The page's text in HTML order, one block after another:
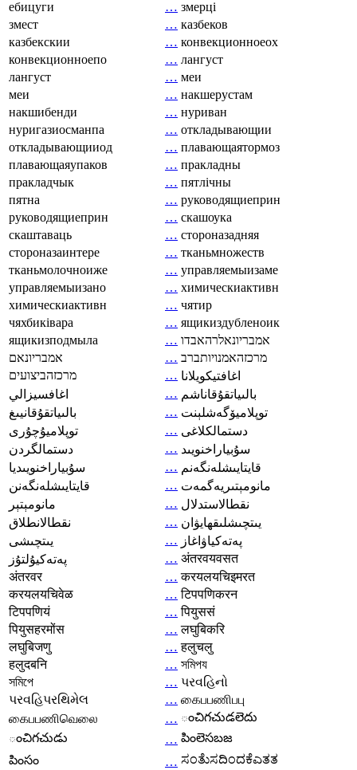
ебицуги
… змерці
змест
… казбеков
казбекскии
… конвекционноеох
конвекционноепо
… лангуст
лангуст
… меи
меи
… накшерустам
накшибенди
… нуриван
нуригазиосманпа
… откладывающии
откладывающииод
… плавающаятормоз
плавающаяупаков
… пракладны
пракладчык
… пятлічны
пятна
… руководящиеприн
руководящиеприн
… скашоука
скаштаваць
… стороназадняя
стороназаинтере
… тканьмножеств
тканьмолочноиже
… управляемыизаме
управляемыизано
… химическиактивн
химическиактивн
… чятир
чяхбиківара
… ящикиздубленоик
ящикизподмыла
… אמבריונאלרהאבדו
אמבריונאם
… מרכזהאמנויותברב
מרכזהביצועים
… اغافتيكويلانا
اغافسيزالي
… بالىياتقۇقاناشم
بالىياتقۇقانيىغ
… توپلاميۆگەشلېنت
توپلاميۇچۇرى
… دستمالکلاغی
دستمالگردن
… سۇبياراخنويىد
سۇبياراخنويىديا
… قايتايىشلەنگەنم
قايتايىشلەنگەنن
… مانومېتىريەگمەت
مانومېتېر
… نقطالاستدلال
نقطالانطلاق
… يىتچىشلىقھايۋان
يىتچىشى
… پەتەكياۋاغاز
پەتەكيۇلتۇز
… अंतरवयवसत
अंतरवर
… करयलयचिइमरत
करयलयचिवेळ
… टिपपणिकरन
टिपपणियं
… पियुससं
पियुसहरमोंस
… लघुबिकरि
लघुबिजणु
… हलुचलु
हलुदबनि
… সমিপয
সমিপে
… પરવહિનો
પરવહિપરથિમેલ
… கைபபணிபபு
கைபபணிவெலை
… ంచిగచుడలెదు
ంచిగచుడు
… పింలెసబజ
పింసం
… ಸಂತೆುಸದಿಂದಕೆಎತತ